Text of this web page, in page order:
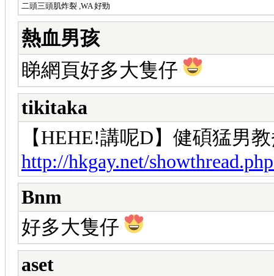
二頭三頭肌炸裂 ,WA 好勁
熱血男孩
睇網頁好多大隻仔
tikitaka
【HEHE!講呢D】健碩猛男
http://hkgay.net/
Bnm
好多大隻仔
aset